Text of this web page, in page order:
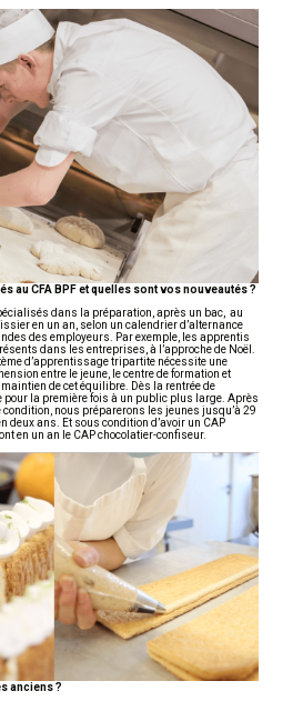
au CFA BPF et quelles sont vos nouveautés ?
dans la préparation, après un bac, au
en un an, selon un calendrier d’alternance
des employeurs. Par exemple, les apprentis
dans les entreprises, à l’approche de Noël.
d’apprentissage tripartite nécessite une
entre le jeune, le centre de formation et
de cet équilibre. Dès la rentrée de
pour la première fois à un public plus large. Après
nous préparerons les jeunes jusqu’à 29
deux ans. Et sous condition d’avoir un CAP
en un an le CAP chocolatier-confiseur.
anciens ?